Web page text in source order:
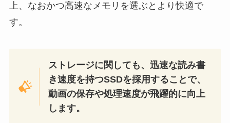
上、なおかつ高速なメモリを選ぶとより快適で
す。
ストレージに関しても、迅速な読み書
き速度を持つSSDを採用することで、
動画の保存や処理速度が飛躍的に向上
します。